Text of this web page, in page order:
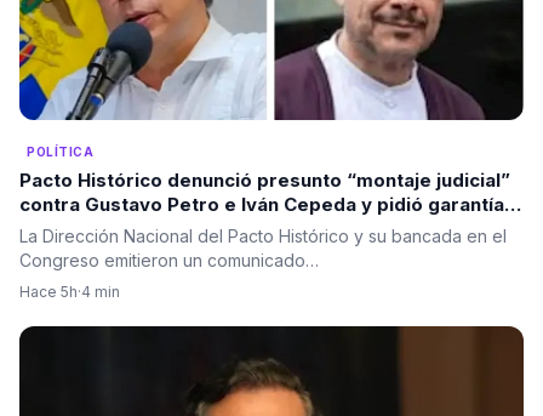
POLÍTICA
Pacto Histórico denunció presunto “montaje judicial”
contra Gustavo Petro e Iván Cepeda y pidió garantías
a la Fiscalía
La Dirección Nacional del Pacto Histórico y su bancada en el
Congreso emitieron un comunicado…
Hace 5h·4 min